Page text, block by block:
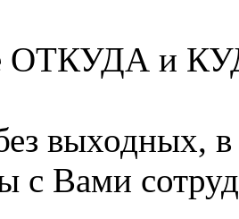
ОТКУДА и
выходных,
с Вами